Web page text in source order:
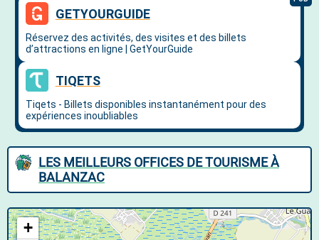
LES MEILLEURS OFFICES DE TOURISME À
BALANZAC
+